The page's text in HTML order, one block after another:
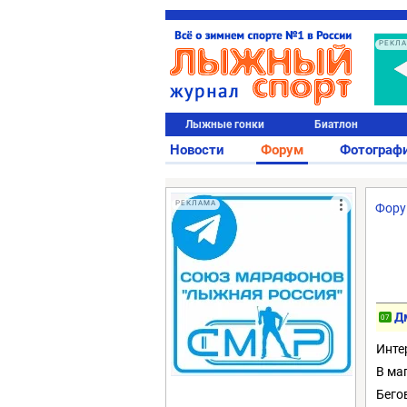
Лыжные гонки Биатлон
Новости Форум
РЕКЛАМА
07
В